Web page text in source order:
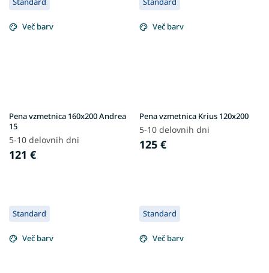
Več barv
Pena vzmetnica 160x200 Andrea
15
5-10 delovnih dni
121 €
Več barv
Pena vzmetnica Krius 120x200
5-10 delovnih dni
125 €
Standard
Več barv
Standard
Več barv